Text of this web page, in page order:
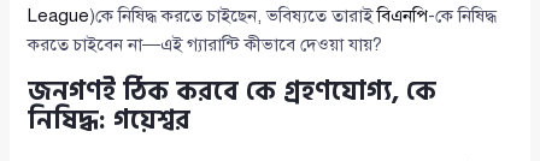
League)কে নিষিদ্ধ করতে চাইছেন, ভবিষ্যতে তারাইবিএনপি-কে নিষিদ্ধ
করতে চাইবেন না—এই গ্যারান্টি কীভাবে দেওয়া যায়?
জনগণই ঠিক করবে কে গ্রহণযোগ্য, কে
নিষিদ্ধ: গয়েশ্বর